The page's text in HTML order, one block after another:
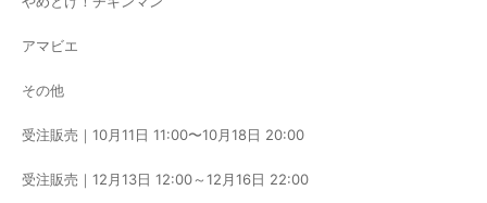
アマビエ
その他
受注販売｜10月11日 11:00〜10月18日 20:00
受注販売｜12月13日 12:00～12月16日 22:00